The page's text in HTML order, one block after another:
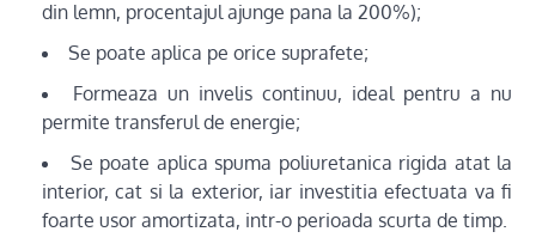
din lemn, procentajul ajunge pana la 200%);
Se poate aplica pe orice suprafete;
Formeaza un invelis continuu, ideal pentru a nu
permite transferul de energie;
Se poate aplica spuma poliuretanica rigida atat la
interior, cat si la exterior, iar investitia efectuata va fi
foarte usor amortizata, intr-o perioada scurta de timp.